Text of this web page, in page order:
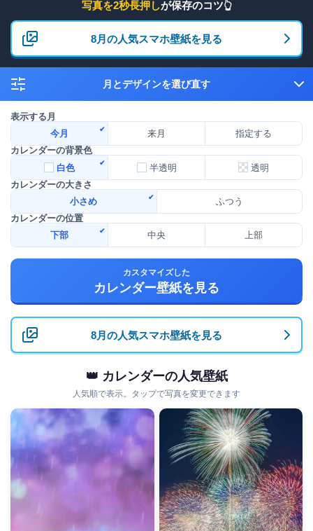
写真を2秒長押しが保存のコツ👆
8月の人気スマホ壁紙を見る
月とデザインを選び直す
表示する月
今月
来月
指定する
カレンダーの背景色
白色
半透明
透明
カレンダーの大きさ
小さめ
ふつう
カレンダーの位置
下部
中央 上部
カスタマイズした
カレンダー壁紙を見る
8月の人気スマホ壁紙を見る
👑 カレンダーの人気壁紙
人気順で表示。タップで写真を変更できます